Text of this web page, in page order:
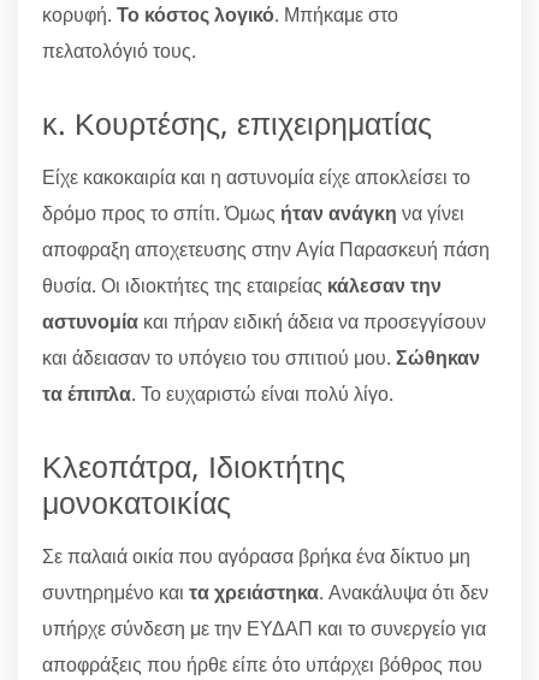
κορυφή. Το κόστος λογικό. Μπήκαμε στο
πελατολόγιό τους.
κ. Κουρτέσης, επιχειρηματίας
Είχε κακοκαιρία και η αστυνομία είχε αποκλείσει το
δρόμο προς το σπίτι. Όμως ήταν ανάγκη να γίνει
αποφραξη αποχετευσης στην Αγία Παρασκευή πάση
θυσία. Οι ιδιοκτήτες της εταιρείας κάλεσαν την
αστυνομία και πήραν ειδική άδεια να προσεγγίσουν
και άδειασαν το υπόγειο του σπιτιού μου. Σώθηκαν
τα έπιπλα. Το ευχαριστώ είναι πολύ λίγο.
Κλεοπάτρα, Ιδιοκτήτης
μονοκατοικίας
Σε παλαιά οικία που αγόρασα βρήκα ένα δίκτυο μη
συντηρημένο και τα χρειάστηκα. Ανακάλυψα ότι δεν
υπήρχε σύνδεση με την ΕΥΔΑΠ και το συνεργείο για
αποφράξεις που ήρθε είπε ότο υπάρχει βόθρος που